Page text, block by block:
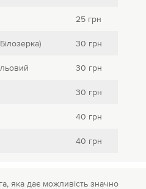
25 грн
30 грн
30 грн
30 грн
40 грн
40 грн
яка дає можливість значно